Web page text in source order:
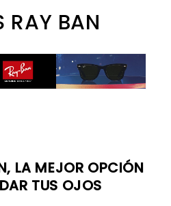
RAY BAN
LA MEJOR OPCIÓN
TUS OJOS